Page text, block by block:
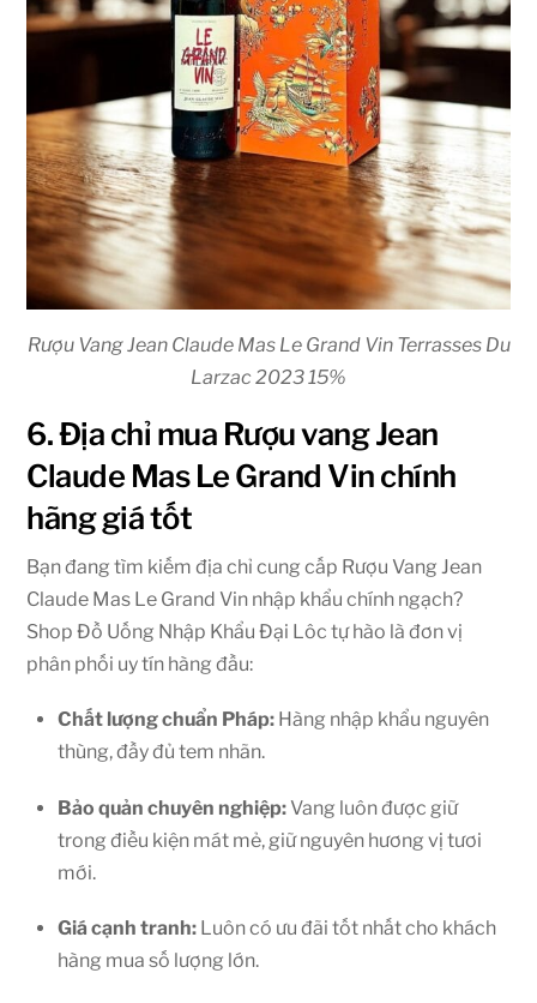
Rượu Vang Jean Claude Mas Le Grand Vin Terrasses Du
Larzac 2023 15%
6. Địa chỉ mua Rượu vang Jean
Claude Mas Le Grand Vin chính
hãng giá tốt
Bạn đang tìm kiếm địa chỉ cung cấp Rượu Vang Jean
Claude Mas Le Grand Vin nhập khẩu chính ngạch?
Shop Đồ Uống Nhập Khẩu Đại Lôc tự hào là đơn vị
phân phối uy tín hàng đầu:
Chất lượng chuẩn Pháp: Hàng nhập khẩu nguyên
thùng, đầy đủ tem nhãn.
Bảo quản chuyên nghiệp:Vang luôn được giữ
trong điều kiện mát mẻ, giữ nguyên hương vị tươi
mới.
Giá cạnh tranh: Luôn có ưu đãi tốt nhất cho khách
hàng mua số lượng lớn.